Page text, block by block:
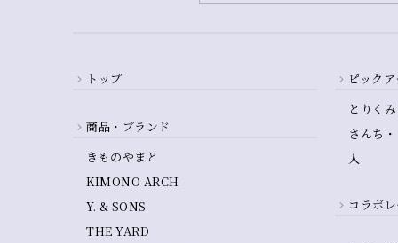
トップ
商品・ブランド
きものやまと
KIMONO ARCH
Y. & SONS
THE YARD
ピック
とりくみ
さんち
人
コラボ